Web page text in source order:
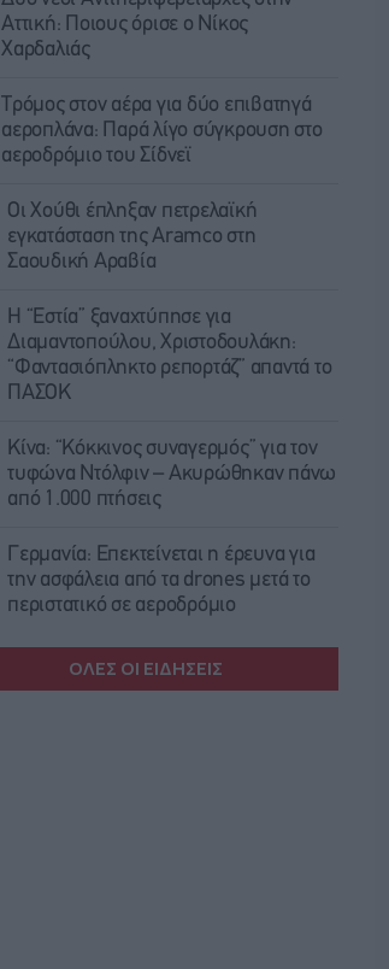
Αττική: Ποιους όρισε ο Νίκος
Χαρδαλιάς
Τρόμος στον αέρα για δύο επιβατηγά
αεροπλάνα: Παρά λίγο σύγκρουση στο
αεροδρόμιο του Σίδνεϊ
Οι Χούθι έπληξαν πετρελαϊκή
εγκατάσταση της Aramco στη
Σαουδική Αραβία
Η “Εστία” ξαναχτύπησε για
Διαμαντοπούλου, Χριστοδουλάκη:
“Φαντασιόπληκτο ρεπορτάζ” απαντά το
ΠΑΣΟΚ
Κίνα: “Κόκκινος συναγερμός” για τον
τυφώνα Ντόλφιν – Ακυρώθηκαν πάνω
από 1.000 πτήσεις
Γερμανία: Επεκτείνεται η έρευνα για
την ασφάλεια από τα drones μετά το
περιστατικό σε αεροδρόμιο
ΟΛΕΣ ΟΙ ΕΙΔΗΣΕΙΣ